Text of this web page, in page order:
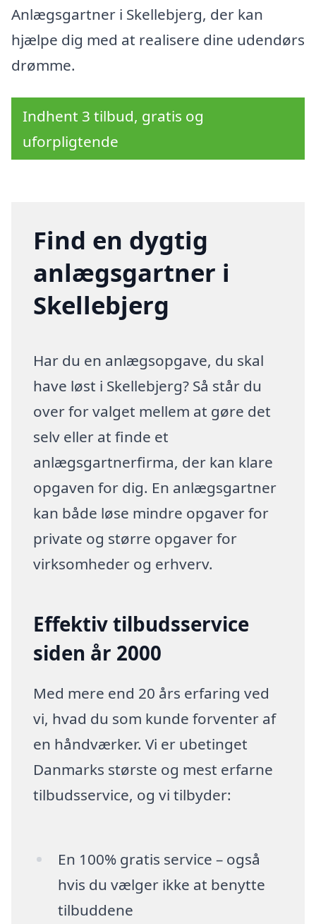
Anlægsgartner i Skellebjerg, der kan
hjælpe dig med at realisere dine udendørs
drømme.
Indhent 3 tilbud, gratis og
uforpligtende
Find en dygtig
anlægsgartner i
Skellebjerg
Har du en anlægsopgave, du skal
have løst i Skellebjerg? Så står du
over for valget mellem at gøre det
selv eller at finde et
anlægsgartnerfirma, der kan klare
opgaven for dig. En anlægsgartner
kan både løse mindre opgaver for
private og større opgaver for
virksomheder og erhverv.
Effektiv tilbudsservice
siden år 2000
Med mere end 20 års erfaring ved
vi, hvad du som kunde forventer af
en håndværker. Vi er ubetinget
Danmarks største og mest erfarne
tilbudsservice, og vi tilbyder:
En 100% gratis service – også
hvis du vælger ikke at benytte
tilbuddene